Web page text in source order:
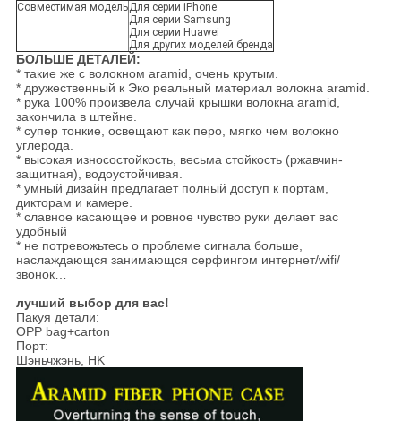
Совместимая модельДля серии iPhone
Для серии Samsung
Для серии Huawei
Для других моделей бренда
БОЛЬШЕ ДЕТАЛЕЙ:
* такие же с волокном aramid, очень крутым.
* дружественный к Эко реальный материал волокна aramid.
* рука 100% произвела случай крышки волокна aramid,
закончила в штейне.
* супер тонкие, освещают как перо, мягко чем волокно
углерода.
* высокая износостойкость, весьма стойкость (ржавчин-
защитная), водоустойчивая.
* умный дизайн предлагает полный доступ к портам,
дикторам и камере.
* славное касающее и ровное чувство руки делает вас
удобный
* не потревожьтесь о проблеме сигнала больше,
наслаждающся занимающся серфингом интернет/wifi/
звонок…
лучший выбор для вас!
Пакуя детали:
OPP bag+carton
Порт:
Шэньчжэнь, HK